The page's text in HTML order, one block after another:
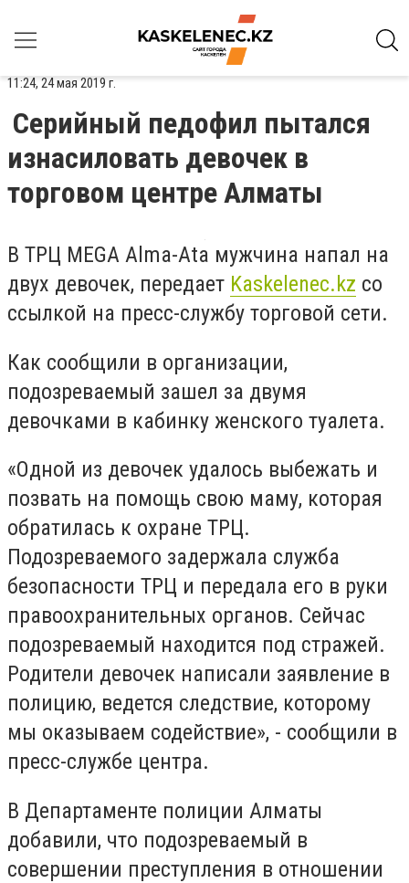
11:24, 24 мая 2019 г.
Серийный педофил пытался
изнасиловать девочек в
торговом центре Алматы
В ТРЦ MEGA Alma-Ata мужчина напал на
двух девочек, передает Kaskelenec.kz со
ссылкой на пресс-службу торговой сети.
Как сообщили в организации,
подозреваемый зашел за двумя
девочками в кабинку женского туалета.
«Одной из девочек удалось выбежать и
позвать на помощь свою маму, которая
обратилась к охране ТРЦ.
Подозреваемого задержала служба
безопасности ТРЦ и передала его в руки
правоохранительных органов. Сейчас
подозреваемый находится под стражей.
Родители девочек написали заявление в
полицию, ведется следствие, которому
мы оказываем содействие», - сообщили в
пресс-службе центра.
В Департаменте полиции Алматы
добавили, что подозреваемый в
совершении преступления в отношении